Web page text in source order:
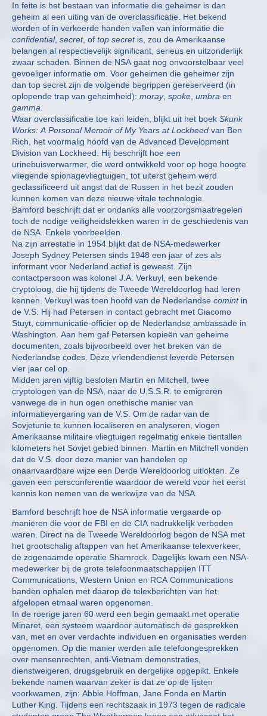
In feite is het bestaan van informatie die geheimer is dan
geheim al een uiting van de overclassificatie. Het bekend
worden of in verkeerde handen vallen van informatie die
confidential, secret, of top secretis, zou de Amerikaanse
belangen al respectievelijk significant, serieus en uitzonderlijk
zwaar schaden. Binnen de NSA gaat nog onvoorstelbaar veel
gevoeliger informatie om. Voor geheimen die geheimer zijn
dan top secret zijn de volgende begrippen gereserveerd (in
oplopende trap van geheimheid): moray, spoke umbra en
gamma
Waar overclassificatie toe kan leiden, blijkt uit het boek Skunk
Works: A Personal Memoir of My Years at Lockheed van Ben
Rich, het voormalig hoofd van de Advanced Development
Division van Lockheed. Hij beschrijft hoe een
urinebuisverwarmer, die werd ontwikkeld voor op hoge hoogte
vliegende spionagevliegtuigen, tot uiterst geheim werd
geclassificeerd uit angst dat de Russen in het bezit zouden
kunnen komen van deze nieuwe vitale technologie.
Bamford beschrijft dat er ondanks alle voorzorgsmaatregelen
toch de nodige veiligheidslekken waren in de geschiedenis van
de NSA. Enkele voorbeelden.
Na zijn arrestatie in 1954 blijkt dat de NSA-medewerker
Joseph Sydney Petersen sinds 1948 een jaar of zes als
informant voor Nederland actief is geweest. Zijn
contactpersoon was kolonel J.A. Verkuyl, een bekende
cryptoloog, die hij tijdens de Tweede Wereldoorlog had leren
kennen. Verkuyl was toen hoofd van de Nederlandse comintin
de V.S. Hij had Petersen in contact gebracht met Giacomo
Stuyt, communicatie-officier op de Nederlandse ambassade in
Washington. Aan hem gaf Petersen kopieën van geheime
documenten, zoals bijvoorbeeld over het breken van de
Nederlandse codes. Deze vriendendienst leverde Petersen
vier jaar cel op.
Midden jaren vijftig besloten Martin en Mitchell, twee
cryptologen van de NSA, naar de U.S.S.R. te emigreren
vanwege de in hun ogen onethische manier van
informatievergaring van de V.S. Om de radar van de
Sovjetunie te kunnen localiseren en analyseren, vlogen
Amerikaanse militaire vliegtuigen regelmatig enkele tientallen
kilometers het Sovjet gebied binnen. Martin en Mitchell vonden
dat de V.S. door deze manier van handelen op
onaanvaardbare wijze een Derde Wereldoorlog uitlokten. Ze
gaven een persconferentie waardoor de wereld voor het eerst
kennis kon nemen van de werkwijze van de NSA.
Bamford beschrijft hoe de NSA informatie vergaarde op
manieren die voor de FBI en de CIA nadrukkelijk verboden
waren. Direct na de Tweede Wereldoorlog begon de NSA met
het grootschalig aftappen van het Amerikaanse telexverkeer,
de zogenaamde operatie Shamrock. Dagelijks kwam een NSA-
medewerker bij de grote telefoonmaatschappijen ITT
Communications, Western Union en RCA Communications
banden ophalen met daarop de telexberichten van het
afgelopen etmaal waren opgenomen.
In de roerige jaren 60 werd een begin gemaakt met operatie
Minaret, een systeem waardoor automatisch de gesprekken
van, met en over verdachte individuen en organisaties werden
opgenomen. Op die manier werden alle telefoongesprekken
over mensenrechten, anti-Vietnam demonstraties,
dienstweigeren, drugsgebruik en dergelijke opgepikt. Enkele
bekende namen waarvan zeker is dat ze op de lijsten
voorkwamen, zijn: Abbie Hoffman, Jane Fonda en Martin
Luther King. Tijdens een rechtszaak in 1973 tegen de radicale